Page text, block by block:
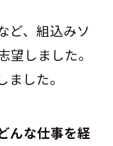
ど、組込みソ
望しました。
した。
んな仕事を経